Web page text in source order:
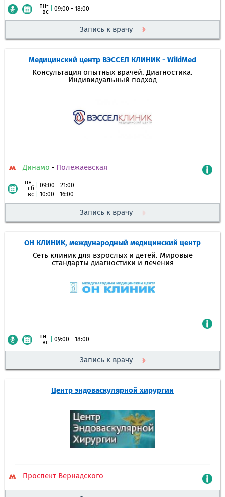
пн-
вс
09:00 - 18:00
Запись к врачу
Медицинский центр ВЭССЕЛ КЛИНИК - WikiMed
Консультация опытных врачей. Диагностика.
Индивидуальный подход
Динамо • Полежаевская
пн-
сб
09:00 - 21:00
вс
10:00 - 16:00
Запись к врачу
ОН КЛИНИК, международный медицинский центр
Сеть клиник для взрослых и детей. Мировые
стандарты диагностики и лечения
пн-
вс
09:00 - 18:00
Запись к врачу
Центр эндоваскулярной хирургии
Проспект Вернадского